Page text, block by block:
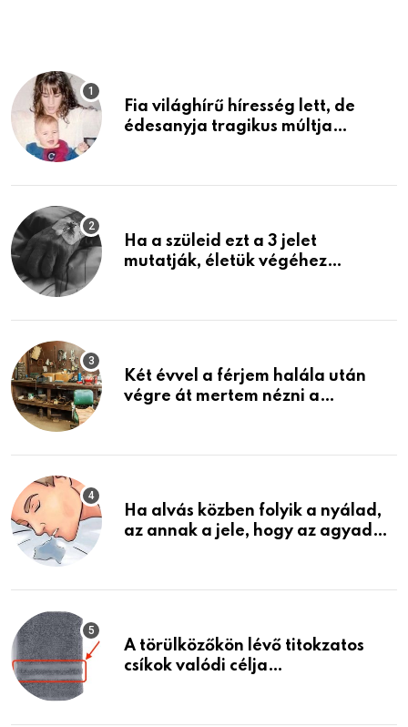
Fia világhírű híresség lett, de
édesanyja tragikus múltja
Ha a szüleid ezt a 3 jelet
mutatják, életük végéhez
Két évvel a férjem halála után
végre át mertem nézni a
életemet
Ha alvás közben folyik a nyálad,
az annak a jele, hogy az agyad…
A törülközőkön lévő titokzatos
csíkok valódi célja…